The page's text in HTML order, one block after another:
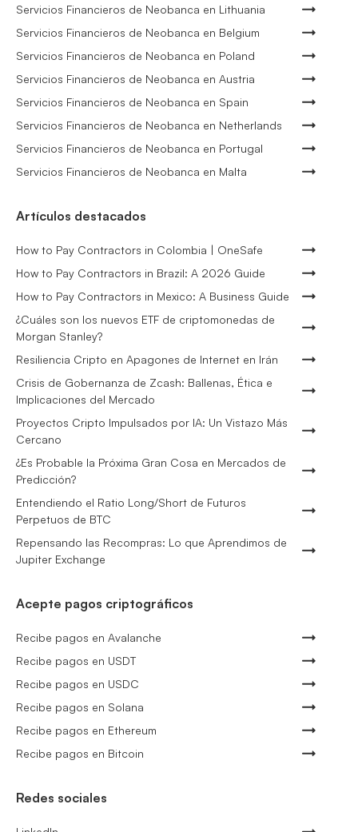
Servicios Financieros de Neobanca en Lithuania
Servicios Financieros de Neobanca en Belgium
Servicios Financieros de Neobanca en Poland
Servicios Financieros de Neobanca en Austria
Servicios Financieros de Neobanca en Spain
Servicios Financieros de Neobanca en Netherlands
Servicios Financieros de Neobanca en Portugal
Servicios Financieros de Neobanca en Malta
Artículos destacados
How to Pay Contractors in Colombia | OneSafe
How to Pay Contractors in Brazil: A 2026 Guide
How to Pay Contractors in Mexico: A Business Guide
¿Cuáles son los nuevos ETF de criptomonedas de
Morgan Stanley?
Resiliencia Cripto en Apagones de Internet en Irán
Crisis de Gobernanza de Zcash: Ballenas, Ética e
Implicaciones del Mercado
Proyectos Cripto Impulsados por IA: Un Vistazo Más
Cercano
¿Es Probable la Próxima Gran Cosa en Mercados de
Predicción?
Entendiendo el Ratio Long/Short de Futuros
Perpetuos de BTC
Repensando las Recompras: Lo que Aprendimos de
Jupiter Exchange
Acepte pagos criptográficos
Recibe pagos en Avalanche
Recibe pagos en USDT
Recibe pagos en USDC
Recibe pagos en Solana
Recibe pagos en Ethereum
Recibe pagos en Bitcoin
Redes sociales